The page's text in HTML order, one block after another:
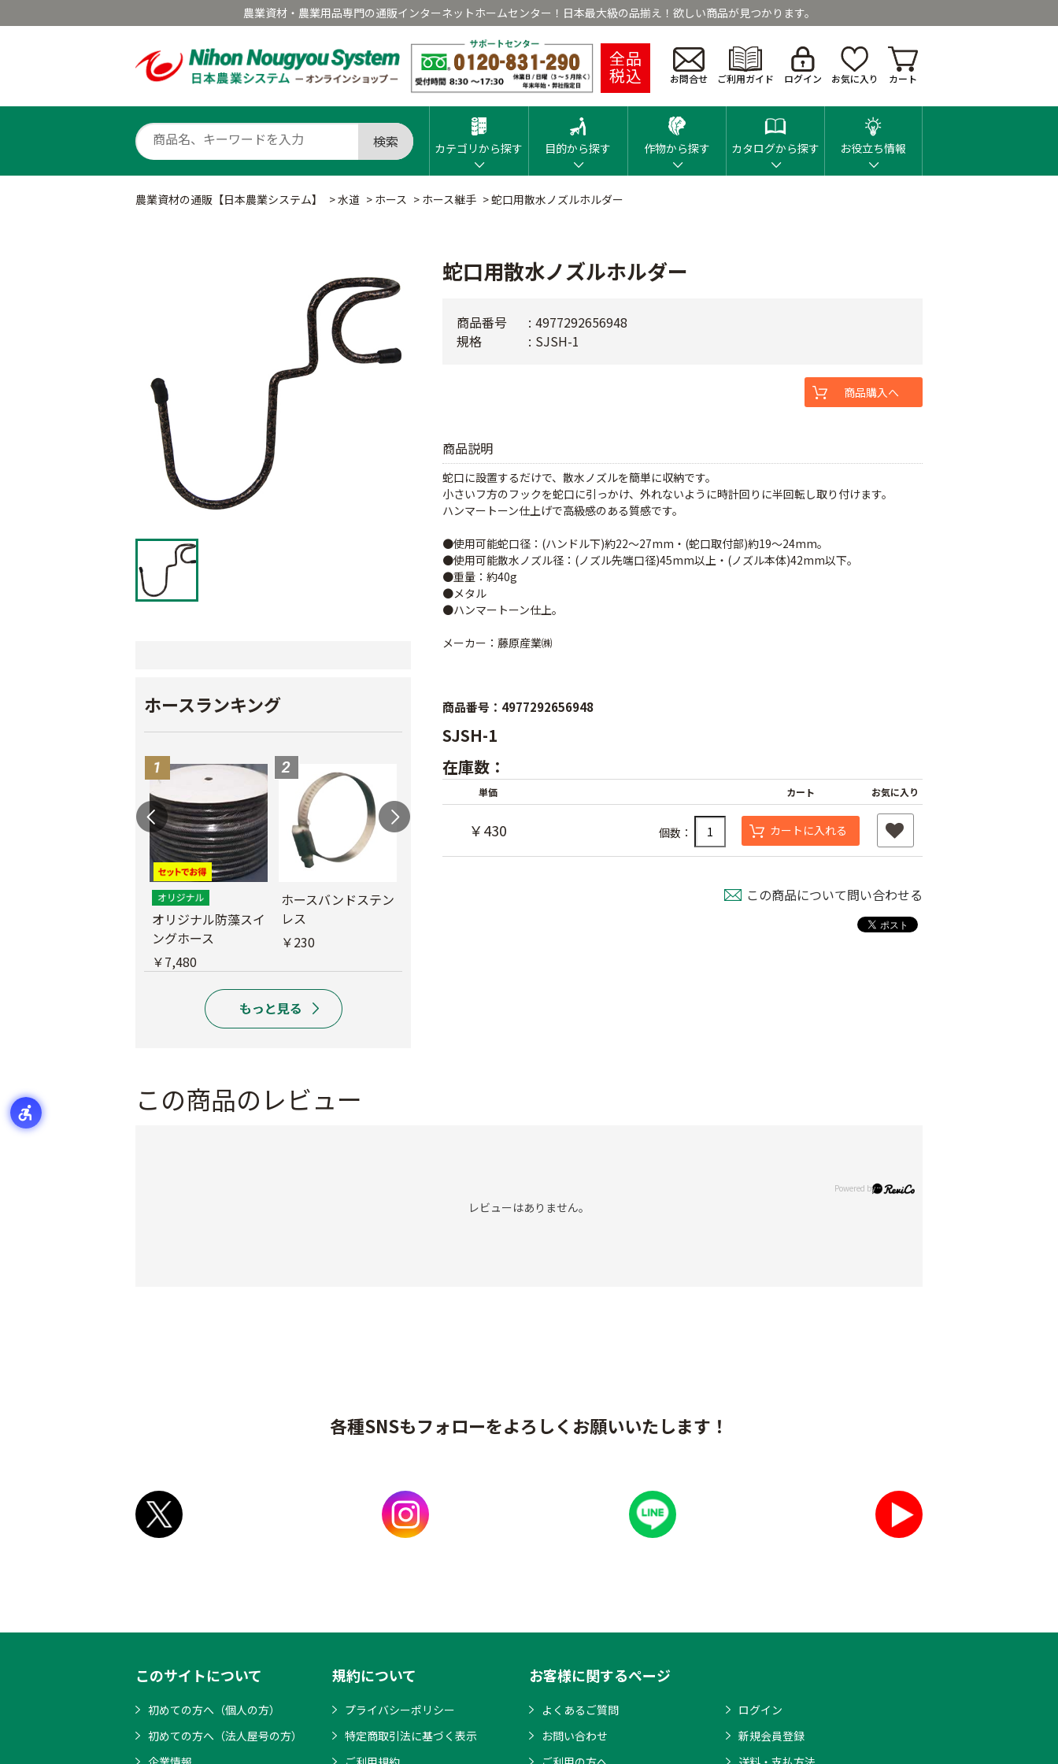
農業資材・農業用品専門の通販インターネットホームセンター！日本最大級の品揃え！欲しい商品が見つかります。
全品
税込 お問合せ ご利用ガイド ログイン お気に入り カート
検索 カテゴリから探す 目的から探す 作物から探す カタログから探す お役立ち情報
農業資材の通販【日本農業システム】 >水道 > ホース > ホース継手 >蛇口用散水ノズルホルダー
ホースランキング
オリジナル防藻スイ
ングホース
￥7,480
ホースバンドステン
レス
￥230
スイングホース
ホースリール
蛇口用散水ノズルホルダー
商品説明
蛇口に設置するだけで、散水ノズルを簡単に収納です。
小さいフ方のフックを蛇口に引っかけ、外れないように時計回りに半回転し取り付けます。
ハンマートーン仕上げで高級感のある質感です。
●使用可能蛇口径：(ハンドル下)約22～27mm・(蛇口取付部)約19～24mm。
●使用可能散水ノズル径：(ノズル先端口径)45mm以上・(ノズル本体)42mm以下。
●重量：約40g
●メタル
●ハンマートーン仕上。
メーカー：藤原産業㈱
商品番号
4977292656948
規格
SJSH-1
商品購入へ
商品番号：4977292656948
SJSH-1
在庫数：
単価 カート お気に入り
￥430 個数： カートに入れる
この商品について問い合わせる
この商品のレビュー
レビューはありません。
各種SNSもフォローをよろしくお願いいたします！
このサイトについて
初めての方へ（個人の方）
初めての方へ（法人屋号の方）
規約について
プライバシーポリシー
特定商取引法に基づく表示
お客様に関するページ
よくあるご質問
お問い合わせ
ログイン
新規会員登録